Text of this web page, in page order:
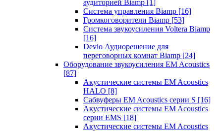
аудиторией Biamp [1]
Система управления Biamp [16]
Громкоговорители Biamp [53]
Система звукоусиления Voltera Biamp
[16]
Devio Аудиорешение для
переговорных комнат Biamp [24]
Оборудование звукоусиления EM Acoustics
[87]
Акустические системы EM Acoustics
HALO [8]
Сабвуферы EM Acoustics серии S [16]
Акустические системы EM Acoustics
серии EMS [18]
Акустические системы EM Acoustics